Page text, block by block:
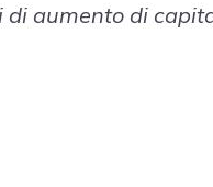
aumento di